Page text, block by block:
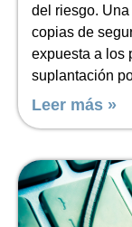
del riesgo.
copias de
expuesta a los
suplantación
Leer más »